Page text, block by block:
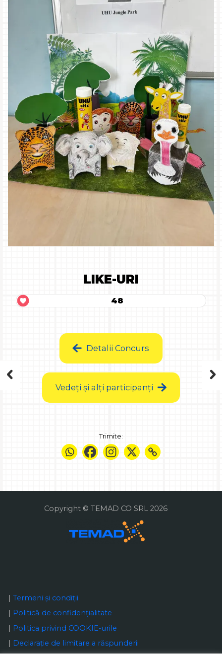
LIKE-URI
48
Detalii Concurs
Vedeți și alți participanți
Trimite:
Copyright © TEMAD CO SRL 2026
| Termeni și condiții
Politică de confidențialitate
| Politica privind COOKIE-urile
| Declaraţie de limitare a răspunderii